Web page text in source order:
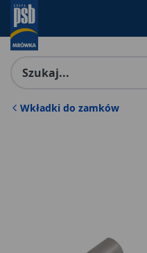
Wkładki do zamków